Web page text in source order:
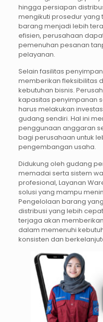
hingga persiapan
mengikuti prosedur yang
barang menjadi lebih
efisien, perusahaan
pemenuhan pesanan
pelayanan.
Selain fasilitas
memberikan fleksibilitas
kebutuhan bisnis.
kapasitas penyimpanan
harus melakukan
gudang sendiri. Hal ini
penggunaan anggaran
bagi perusahaan untuk
pengembangan usaha.
Didukung oleh gudang
memadai serta sistem
profesional, Layanan
solusi yang mampu
Pengelolaan barang
distribusi yang lebih
terjaga akan
dalam memenuhi
konsisten dan